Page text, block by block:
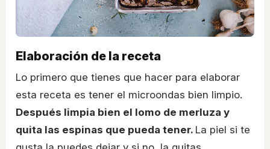
Elaboración de la receta
Lo primero que tienes que hacer para elaborar
esta receta es tener el microondas bien limpio.
Después limpia bien el lomo de merluza y
quita las espinas que pueda tener. La piel si te